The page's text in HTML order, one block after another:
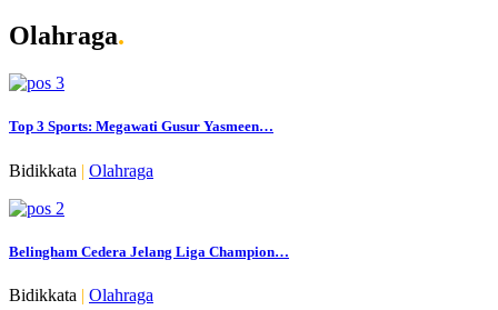
Olahraga.
Top 3 Sports: Megawati Gusur Yasmeen…
Bidikkata | Olahraga
Belingham Cedera Jelang Liga Champion…
Bidikkata | Olahraga